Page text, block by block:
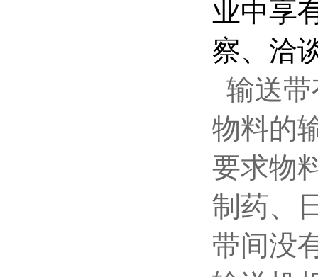
业中享
察、洽
输送
物料的
要求物
制药、
带间没